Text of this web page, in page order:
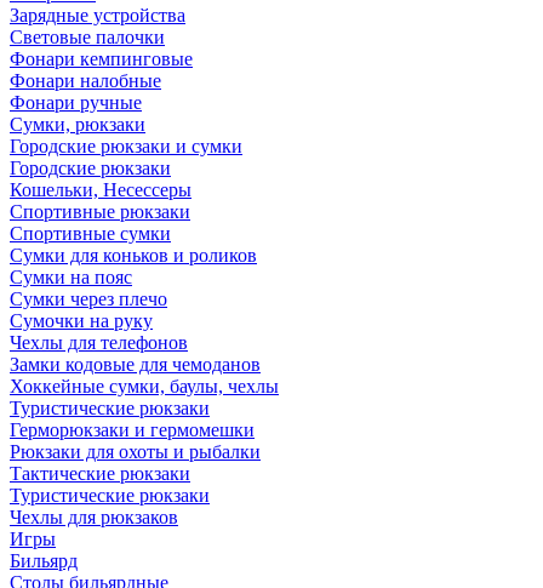
Зарядные устройства
Световые палочки
Фонари кемпинговые
Фонари налобные
Фонари ручные
Сумки, рюкзаки
Городские рюкзаки и сумки
Городские рюкзаки
Кошельки, Несессеры
Спортивные рюкзаки
Спортивные сумки
Сумки для коньков и роликов
Сумки на пояс
Сумки через плечо
Сумочки на руку
Чехлы для телефонов
Замки кодовые для чемоданов
Хоккейные сумки, баулы, чехлы
Туристические рюкзаки
Герморюкзаки и гермомешки
Рюкзаки для охоты и рыбалки
Тактические рюкзаки
Туристические рюкзаки
Чехлы для рюкзаков
Игры
Бильярд
Столы бильярдные